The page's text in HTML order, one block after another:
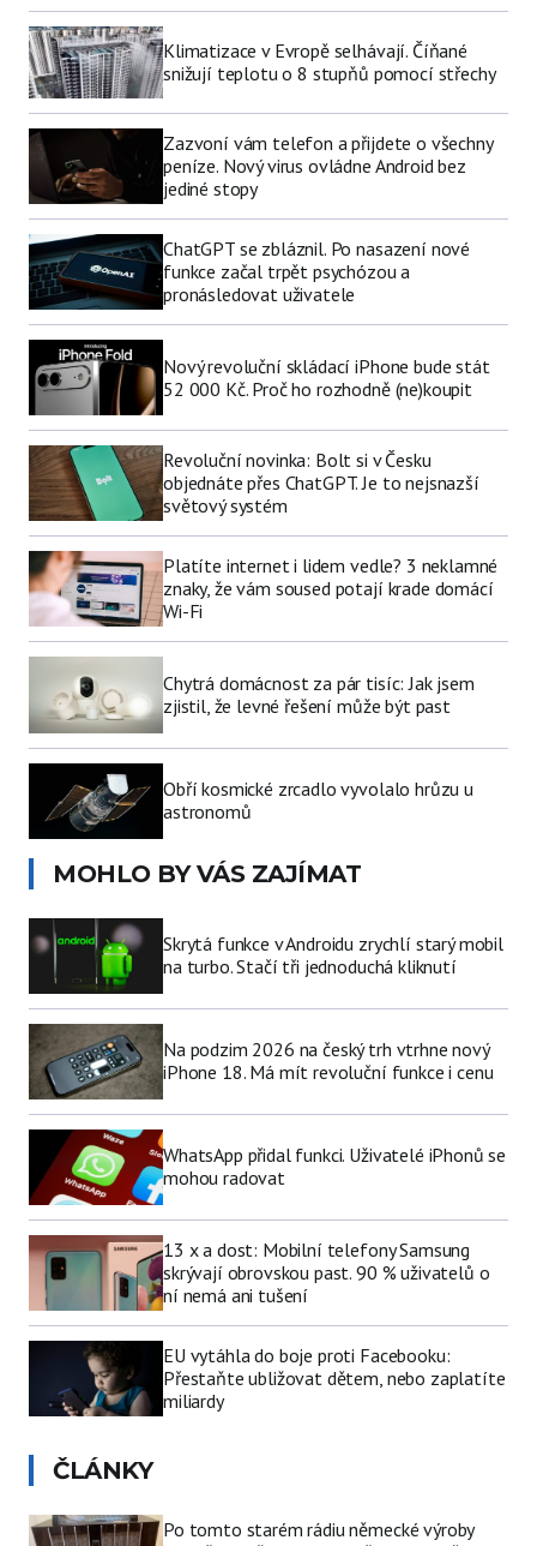
Klimatizace v Evropě selhávají. Číňané
snižují teplotu o 8 stupňů pomocí střechy
Zazvoní vám telefon a přijdete o všechny
peníze. Nový virus ovládne Android bez
jediné stopy
ChatGPT se zbláznil. Po nasazení nové
funkce začal trpět psychózou a
pronásledovat uživatele
Nový revoluční skládací iPhone bude stát
52 000 Kč. Proč ho rozhodně (ne)koupit
Revoluční novinka: Bolt si v Česku
objednáte přes ChatGPT. Je to nejsnazší
světový systém
Platíte internet i lidem vedle? 3 neklamné
znaky, že vám soused potají krade domácí
Wi-Fi
Chytrá domácnost za pár tisíc: Jak jsem
zjistil, že levné řešení může být past
Obří kosmické zrcadlo vyvolalo hrůzu u
astronomů
MOHLO BY VÁS ZAJÍMAT
Skrytá funkce v Androidu zrychlí starý mobil
na turbo. Stačí tři jednoduchá kliknutí
Na podzim 2026 na český trh vtrhne nový
iPhone 18. Má mít revoluční funkce i cenu
WhatsApp přidal funkci. Uživatelé iPhonů se
mohou radovat
13 x a dost: Mobilní telefony Samsung
skrývají obrovskou past. 90 % uživatelů o
ní nemá ani tušení
EU vytáhla do boje proti Facebooku:
Přestaňte ubližovat dětem, nebo zaplatíte
miliardy
ČLÁNKY
Po tomto starém rádiu německé výroby